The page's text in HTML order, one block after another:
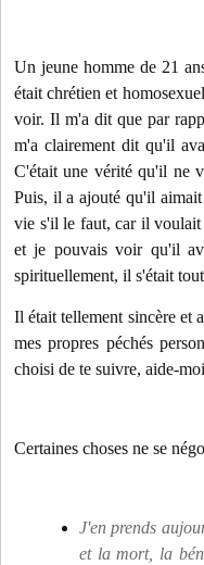
Un jeune homme de 21
était chrétien et
voir. Il m'a dit que par
m'a clairement dit qu'il
C'était une vérité qu'il ne
Puis, il a ajouté qu'il aimait
vie s'il le faut, car il voulait
et je pouvais voir qu'il
spirituellement, il s'était
Il était tellement sincère et
mes propres péchés
choisi de te suivre, aide-
Certaines choses ne se
J'en prends
et la mort, la